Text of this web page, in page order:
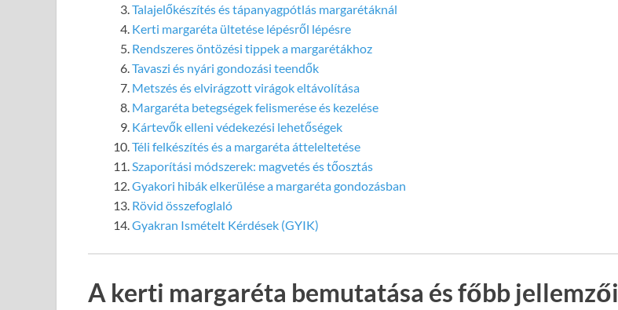
Talajelőkészítés és tápanyagpótlás margarétáknál
Kerti margaréta ültetése lépésről lépésre
Rendszeres öntözési tippek a margarétákhoz
Tavaszi és nyári gondozási teendők
Metszés és elvirágzott virágok eltávolítása
Margaréta betegségek felismerése és kezelése
Kártevők elleni védekezési lehetőségek
Téli felkészítés és a margaréta átteleltetése
Szaporítási módszerek: magvetés és tőosztás
Gyakori hibák elkerülése a margaréta gondozásban
Rövid összefoglaló
Gyakran Ismételt Kérdések (GYIK)
A kerti margaréta bemutatása és főbb jellemzői